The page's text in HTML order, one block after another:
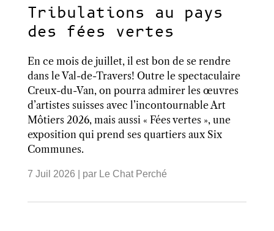
Tribulations au pays
des fées vertes
En ce mois de juillet, il est bon de se rendre
dans le Val-de-Travers! Outre le spectaculaire
Creux-du-Van, on pourra admirer les œuvres
d’artistes suisses avec l’incontournable Art
Môtiers 2026, mais aussi « Fées vertes », une
exposition qui prend ses quartiers aux Six
Communes.
7 Juil 2026 | par Le Chat Perché